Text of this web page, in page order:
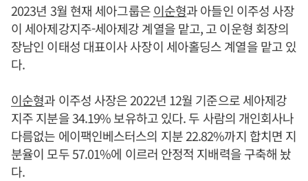
2023년 3월 현재 세아그룹은이순형과 아들인 이주성 사장
이 세아제강지주-세아제강 계열을 맡고, 고 이운형 회장의
장남인 이태성 대표이사 사장이 세아홀딩스 계열을 맡고 있
다.
이순형과 이주성 사장은 2022년 12월 기준으로 세아제강
지주 지분을 34.19% 보유하고 있다. 두 사람의 개인회사나
다름없는 에이팩인베스터스의 지분 22.82%까지 합치면 지
분율이 모두 57.01%에 이르러 안정적 지배력을 구축해 놨
다.